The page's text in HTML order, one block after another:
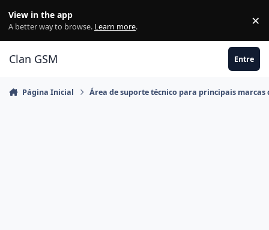
View in the app
A better way to browse. Learn more. ×
Clan GSM Entre
Página Inicial Área de suporte técnico para principais marcas